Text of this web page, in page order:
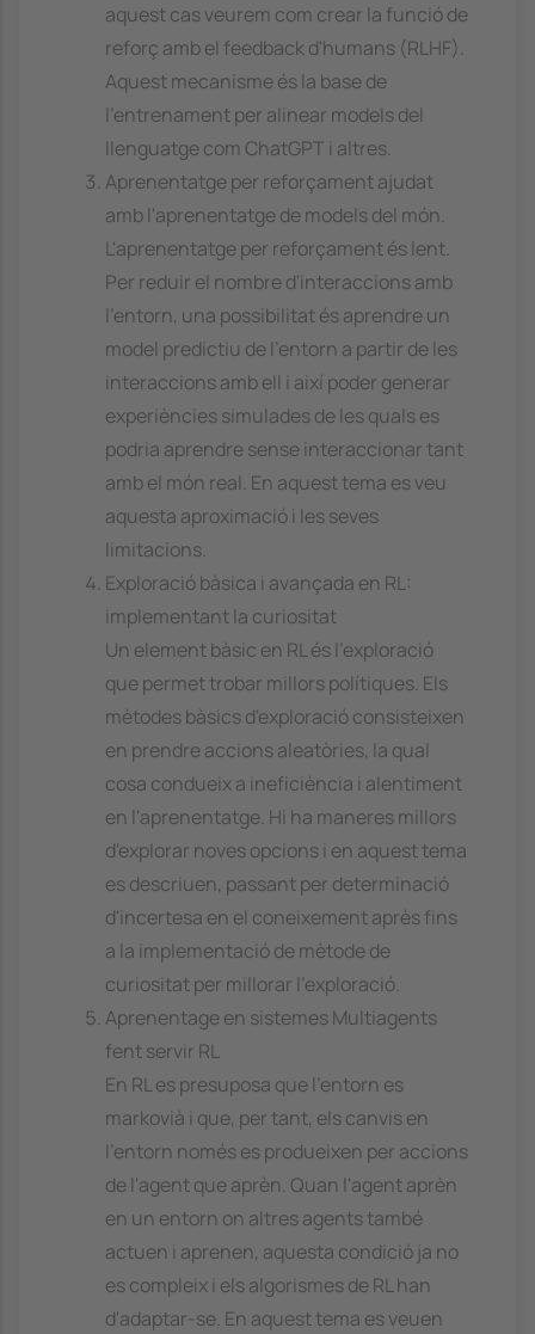
aquest cas veurem com crear la funció de
reforç amb el feedback d'humans (RLHF).
Aquest mecanisme és la base de
l'entrenament per alinear models del
llenguatge com ChatGPT i altres.
Aprenentatge per reforçament ajudat
amb l'aprenentatge de models del món.
L'aprenentatge per reforçament és lent.
Per reduir el nombre d'interaccions amb
l'entorn, una possibilitat és aprendre un
model predictiu de l'entorn a partir de les
interaccions amb ell i així poder generar
experiències simulades de les quals es
podria aprendre sense interaccionar tant
amb el món real. En aquest tema es veu
aquesta aproximació i les seves
limitacions.
Exploració bàsica i avançada en RL:
implementant la curiositat
Un element bàsic en RL és l'exploració
que permet trobar millors polítiques. Els
mètodes bàsics d'exploració consisteixen
en prendre accions aleatòries, la qual
cosa condueix a ineficiència i alentiment
en l'aprenentatge. Hi ha maneres millors
d'explorar noves opcions i en aquest tema
es descriuen, passant per determinació
d'incertesa en el coneixement après fins
a la implementació de mètode de
curiositat per millorar l'exploració.
Aprenentage en sistemes Multiagents
fent servir RL
En RL es presuposa que l'entorn es
markovià i que, per tant, els canvis en
l'entorn només es produeixen per accions
de l'agent que aprèn. Quan l'agent aprèn
en un entorn on altres agents també
actuen i aprenen, aquesta condició ja no
es compleix i els algorismes de RL han
d'adaptar-se. En aquest tema es veuen